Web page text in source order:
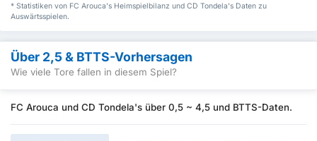
* Statistiken von FC Arouca's Heimspielbilanz und CD Tondela's Daten zu
Auswärtsspielen.
Über 2,5 & BTTS-Vorhersagen
Wie viele Tore fallen in diesem Spiel?
FC Arouca und CD Tondela's über 0,5 ~ 4,5 und BTTS-Daten.